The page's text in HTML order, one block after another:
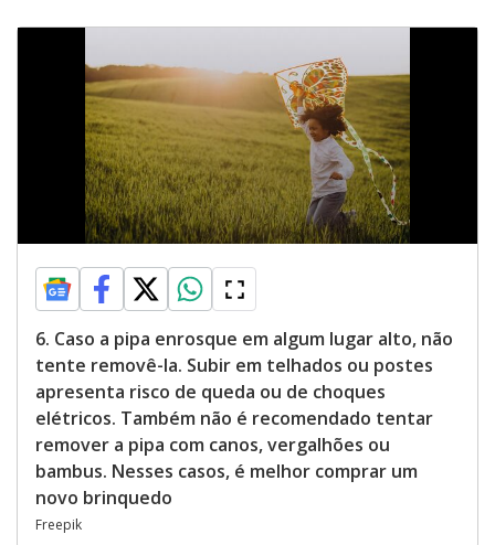
6. Caso a pipa enrosque em algum lugar alto, não
tente removê-la. Subir em telhados ou postes
apresenta risco de queda ou de choques
elétricos. Também não é recomendado tentar
remover a pipa com canos, vergalhões ou
bambus. Nesses casos, é melhor comprar um
novo brinquedo
Freepik